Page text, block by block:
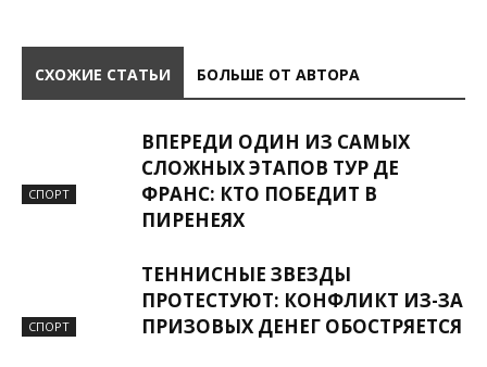
СХОЖИЕ СТАТЬИ БОЛЬШЕ ОТ АВТОРА
СПОРТ
ВПЕРЕДИ ОДИН ИЗ САМЫХ
СЛОЖНЫХ ЭТАПОВ ТУР ДЕ
ФРАНС: КТО ПОБЕДИТ В
ПИРЕНЕЯХ
СПОРТ
ТЕННИСНЫЕ ЗВЕЗДЫ
ПРОТЕСТУЮТ: КОНФЛИКТ ИЗ-ЗА
ПРИЗОВЫХ ДЕНЕГ ОБОСТРЯЕТСЯ